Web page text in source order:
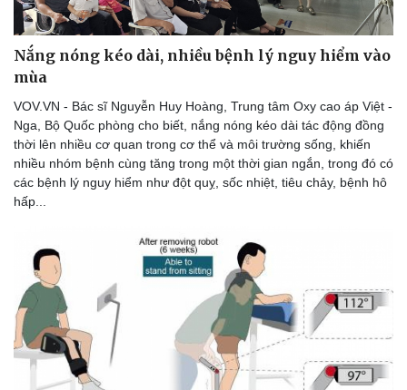
Nắng nóng kéo dài, nhiều bệnh lý nguy hiểm vào
mùa
VOV.VN - Bác sĩ Nguyễn Huy Hoàng, Trung tâm Oxy cao áp Việt -
Nga, Bộ Quốc phòng cho biết, nắng nóng kéo dài tác động đồng
thời lên nhiều cơ quan trong cơ thể và môi trường sống, khiến
nhiều nhóm bệnh cùng tăng trong một thời gian ngắn, trong đó có
các bệnh lý nguy hiểm như đột quỵ, sốc nhiệt, tiêu chảy, bệnh hô
hấp...